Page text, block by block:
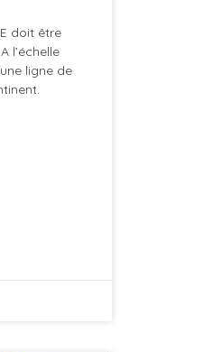
doit être
l’échelle
ligne de